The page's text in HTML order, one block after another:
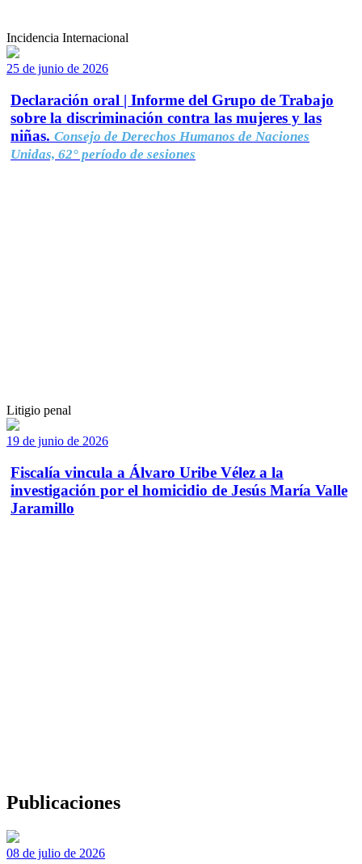
Incidencia Internacional
25 de junio de 2026
Declaración oral | Informe del Grupo de Trabajo
sobre la discriminación contra las mujeres y las
niñas. Consejo de Derechos Humanos de Naciones
Unidas, 62° período de sesiones
Litigio penal
19 de junio de 2026
Fiscalía vincula a Álvaro Uribe Vélez a la
investigación por el homicidio de Jesús María Valle
Jaramillo
Publicaciones
08 de julio de 2026